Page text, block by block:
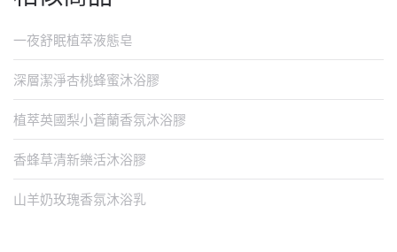
一夜舒眠植萃液態皂
深層潔淨杏桃蜂蜜沐浴膠
植萃英國梨小蒼蘭香氛沐浴膠
香蜂草清新樂活沐浴膠
山羊奶玫瑰香氛沐浴乳